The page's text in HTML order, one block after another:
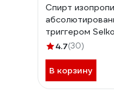
Спирт
триггером
4.7(30)
В корзину